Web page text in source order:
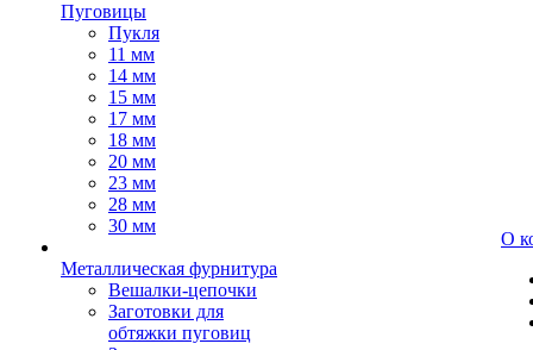
Пуговицы
Пукля
11 мм
14 мм
15 мм
17 мм
18 мм
20 мм
23 мм
28 мм
30 мм
Металлическая фурнитура
Вешалки-цепочки
Заготовки для
обтяжки пуговиц
О